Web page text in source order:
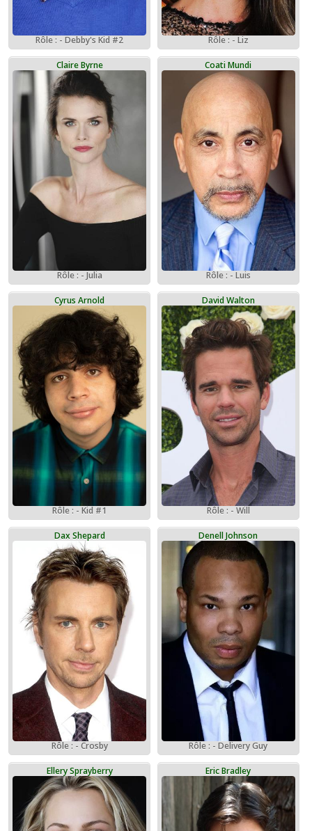
Rôle : - Debby's Kid #2 Rôle : - Liz
Claire Byrne
Rôle : - Julia
Coati Mundi
Rôle : - Luis
Cyrus Arnold
Rôle : - Kid #1
David Walton
Rôle : - Will
Dax Shepard
Rôle : - Crosby
Denell Johnson
Rôle : - Delivery Guy
Ellery Sprayberry Eric Bradley